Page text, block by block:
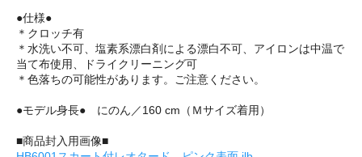
●仕様●
＊クロッチ有
＊水洗い不可、塩素系漂白剤による漂白不可、アイロンは中温で
当て布使用、ドライクリーニング可
＊色落ちの可能性があります。ご注意ください。
●モデル身長● にのん／160 cm（Ｍサイズ着用）
■商品封入用画像■